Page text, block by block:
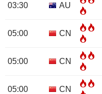
03:30 AU
05:00 CN
05:00 CN
05:00 CN